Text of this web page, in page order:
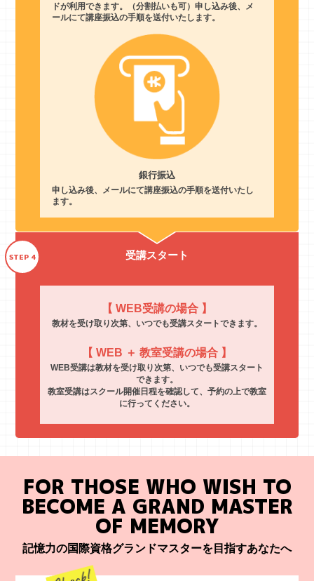
ドが利用できます。（分割払いも可）申し込み後、メ
ールにて講座振込の手順を送付いたします。
銀行振込
申し込み後、メールにて講座振込の手順を送付いたし
ます。
STEP 4 受講スタート
【 WEB受講の場合 】
教材を受け取り次第、いつでも受講スタートできます。
【 WEB ＋ 教室受講の場合 】
WEB受講は教材を受け取り次第、いつでも受講スタート
できます。
教室受講はスクール開催日程を確認して、予約の上で教室
に行ってください。
FOR THOSE WHO WISH TO
BECOME A GRAND MASTER
OF MEMORY
記憶力の国際資格グランドマスターを目指すあなたへ